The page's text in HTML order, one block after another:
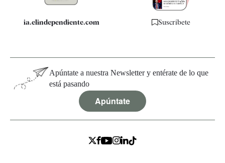
ia.elindependiente.com Suscríbete
Apúntate a nuestra Newsletter y entérate de lo que
está pasando
Apúntate